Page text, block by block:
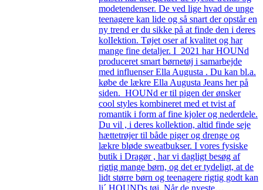
modetendenser. De ved lige hvad de unge
teenagere kan lide og så snart der opstår en
ny trend er du sikke på at finde den i deres
kolIektion. Tøjet oser af kvalitet og har
mange fine detaljer. I 2021 har HOUNd
produceret smart børnetøj i samarbejde
med influenser Ella Augusta . Du kan bl.a.
købe de lækre Ella Augusta Jeans her på
siden. HOUNd er til pigen der ønsker
cool styles kombineret med et tvist af
romantik i form af fine kjoler og nederdele.
Du vil , i deres kollektion, altid finde seje
hættetrøjer til både piger og drenge og
lækre bløde sweatbukser. I vores fysiske
butik i Dragør , har vi dagligt besøg af
rigtig mange børn, og det er tydeligt, at de
lidt større børn og teenagere rigtig godt kan
li´ HOUNDs tøj. Når de nyeste…